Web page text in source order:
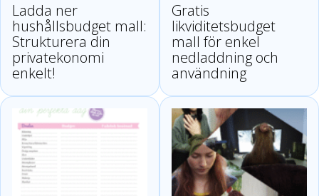
Ladda ner
hushållsbudget mall:
Strukturera din
privatekonomi
enkelt!
Gratis
likviditetsbudget
mall för enkel
nedladdning och
användning